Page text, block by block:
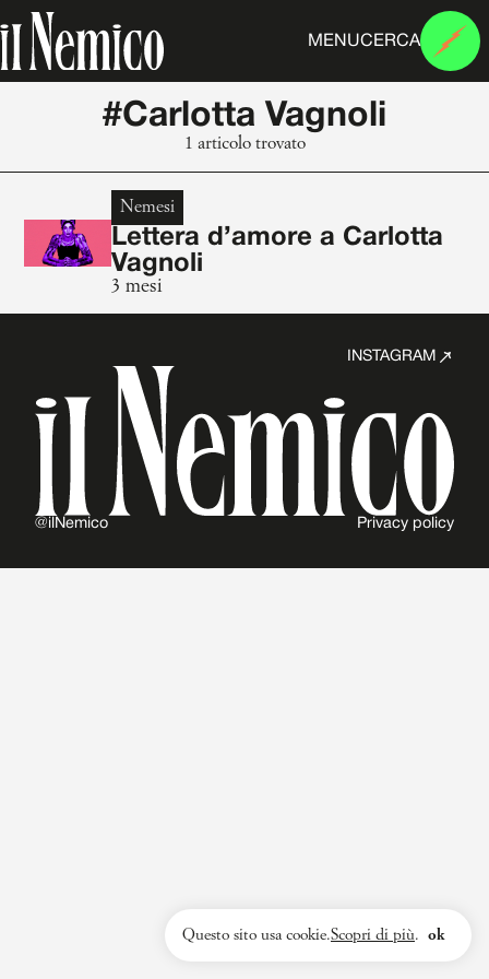
MENUCERCA
#Carlotta Vagnoli
1 articolo trovato
Nemesi
Lettera d’amore a Carlotta
Vagnoli
3 mesi
INSTAGRAM
@ilNemico Privacy policy
Questo sito usa cookie.Scopri di più. ok